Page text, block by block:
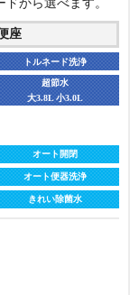
オート便器洗浄
きれい除菌水
オート開閉
オート便器洗浄
きれい除菌水
から選べます。
座
トルネード洗浄
超節水
大3.8L 小3.0L
オート開閉
オート便器洗浄
きれい除菌水